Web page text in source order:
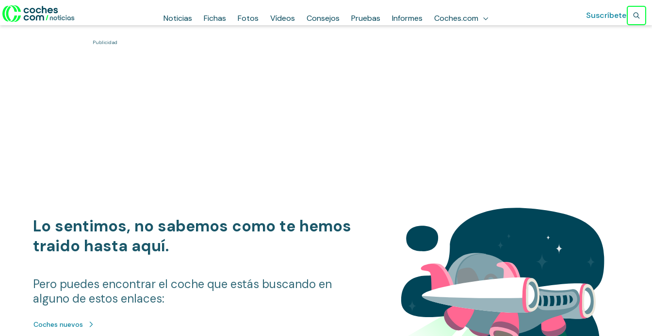
Noticias Fichas Fotos Vídeos Consejos Pruebas Informes Coches.com Suscríbete
Publicidad
Lo sentimos, no sabemos como te hemos
traido hasta aquí.
Pero puedes encontrar el coche que estás buscando en
alguno de estos enlaces:
Coches nuevos